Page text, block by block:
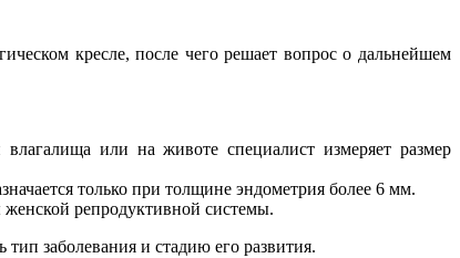
кресле, после чего решает вопрос о дальнейшем
или на животе специалист измеряет размер
только при толщине эндометрия более 6 мм.
женской репродуктивной системы.
заболевания и стадию его развития.